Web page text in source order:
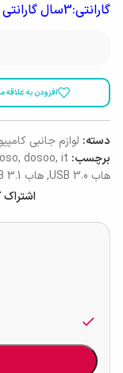
گارانتی:3سال گارانتی
افزودن به علاقه
دسته: لوازم جانبی
برچسب:
, dosoo, it
هاب USB 3.0
,هاب USB 3.1
اشتراک